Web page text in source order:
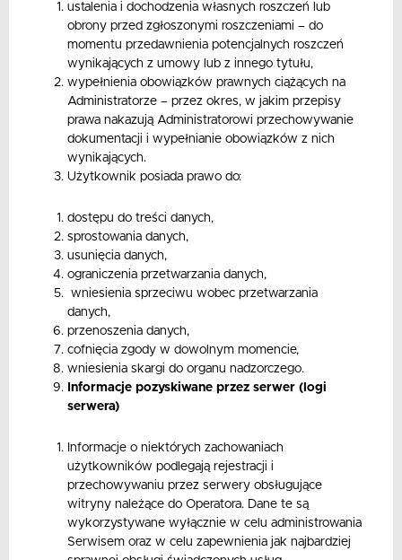
ustalenia i dochodzenia własnych roszczeń lub
obrony przed zgłoszonymi roszczeniami – do
momentu przedawnienia potencjalnych roszczeń
wynikających z umowy lub z innego tytułu,
wypełnienia obowiązków prawnych ciążących na
Administratorze – przez okres, w jakim przepisy
prawa nakazują Administratorowi przechowywanie
dokumentacji i wypełnianie obowiązków z nich
wynikających.
Użytkownik posiada prawo do:
dostępu do treści danych,
sprostowania danych,
usunięcia danych,
ograniczenia przetwarzania danych,
wniesienia sprzeciwu wobec przetwarzania
danych,
przenoszenia danych,
cofnięcia zgody w dowolnym momencie,
wniesienia skargi do organu nadzorczego.
Informacje pozyskiwane przez serwer (logi
serwera)
Informacje o niektórych zachowaniach
użytkowników podlegają rejestracji i
przechowywaniu przez serwery obsługujące
witryny należące do Operatora. Dane te są
wykorzystywane wyłącznie w celu administrowania
Serwisem oraz w celu zapewnienia jak najbardziej